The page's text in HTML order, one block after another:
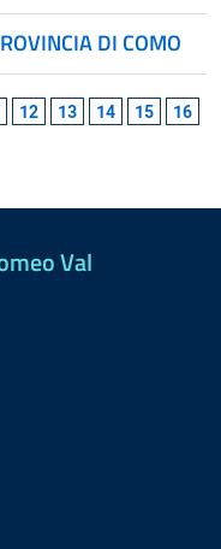
DI COMO
12 13 14 15
16
Val